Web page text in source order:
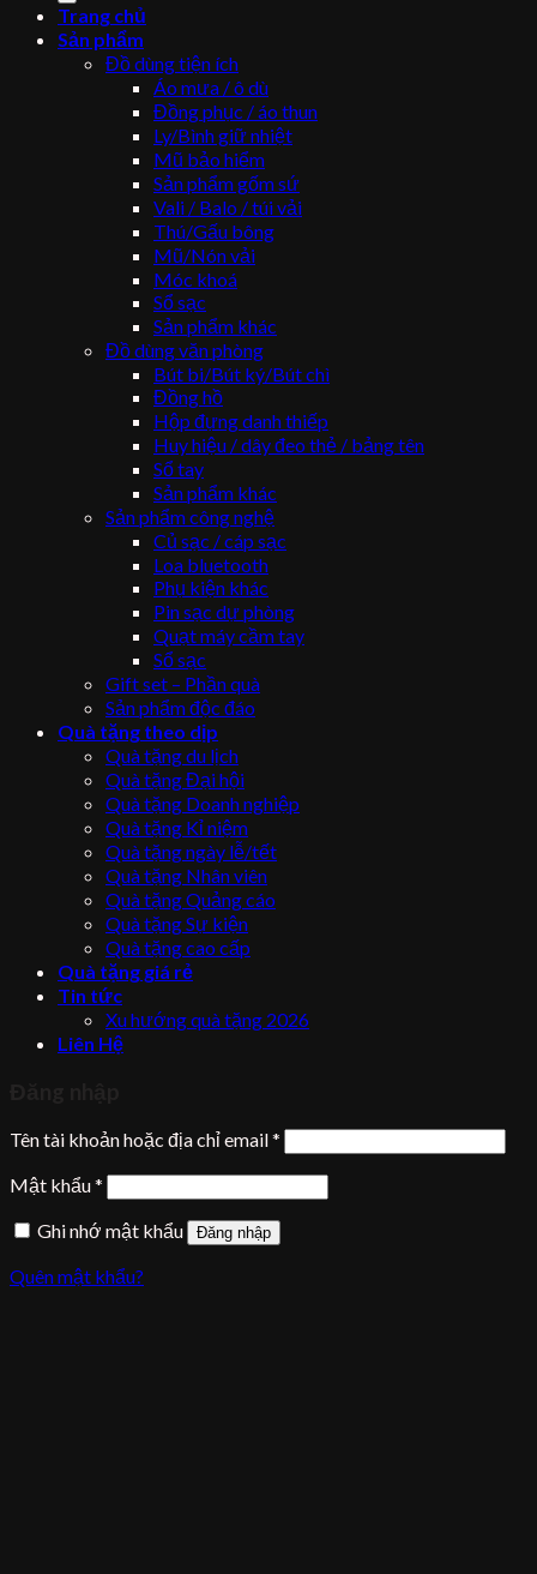
Trang chủ
Sản phẩm
Đồ dùng tiện ích
Áo mưa / ô dù
Đồng phục / áo thun
Ly/Bình giữ nhiệt
Mũ bảo hiểm
Sản phẩm gốm sứ
Vali / Balo / túi vải
Thú/Gấu bông
Mũ/Nón vải
Móc khoá
Sổ sạc
Sản phẩm khác
Đồ dùng văn phòng
Bút bi/Bút ký/Bút chì
Đồng hồ
Hộp đựng danh thiếp
Huy hiệu / dây đeo thẻ / bảng tên
Sổ tay
Sản phẩm khác
Sản phẩm công nghệ
Củ sạc / cáp sạc
Loa bluetooth
Phụ kiện khác
Pin sạc dự phòng
Quạt máy cầm tay
Sổ sạc
Gift set – Phần quà
Sản phẩm độc đáo
Quà tặng theo dịp
Quà tặng du lịch
Quà tặng Đại hội
Quà tặng Doanh nghiệp
Quà tặng Kỉ niệm
Quà tặng ngày lễ/tết
Quà tặng Nhân viên
Quà tặng Quảng cáo
Quà tặng Sự kiện
Quà tặng cao cấp
Quà tặng giá rẻ
Tin tức
Xu hướng quà tặng 2026
Liên Hệ
Tên tài khoản hoặc địa chỉ email*
Mật khẩu*
Ghi nhớ mật khẩu
Đăng nhập
Quên mật khẩu?